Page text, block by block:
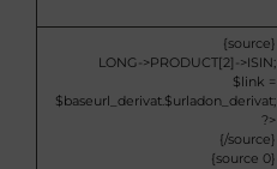
{source}
LONG->PRODUCT[2]->ISIN;
$link =
$baseurl_derivat.$urladon_derivat;
?>
{/source}
{source 0}